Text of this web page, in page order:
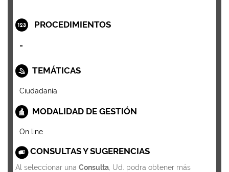
PROCEDIMIENTOS
-
TEMÁTICAS
Ciudadanía
MODALIDAD DE GESTIÓN
On line
CONSULTAS Y SUGERENCIAS
Al seleccionar una Consulta , Ud. podra obtener más